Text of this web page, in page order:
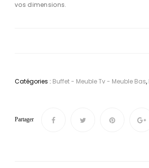
vos dimensions.
Catégories : Buffet - Meuble Tv - Meuble Bas,
Partager